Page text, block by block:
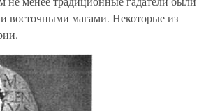
восточными магами. Некоторые из